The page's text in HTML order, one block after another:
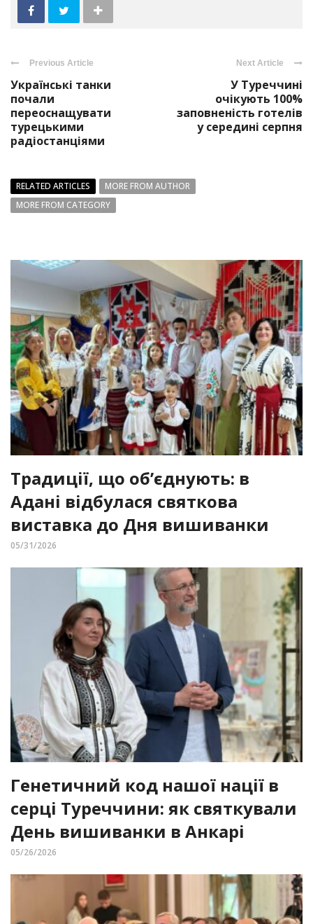
Previous Article
Українські танки
почали
переоснащувати
турецькими
радіостанціями
Next Article
У Туреччині
очікують 100%
заповненість готелів
у середині серпня
RELATED ARTICLES
MORE FROM AUTHOR
MORE FROM CATEGORY
Традиції, що об’єднують: в
Адані відбулася святкова
виставка до Дня вишиванки
05/31/2026
Генетичний код нашої нації в
серці Туреччини: як святкували
День вишиванки в Анкарі
05/26/2026